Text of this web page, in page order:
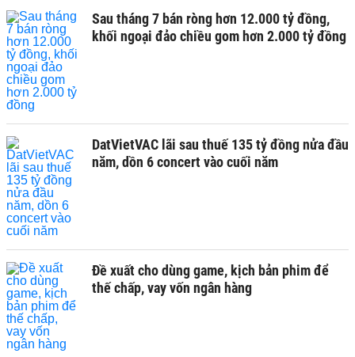
Sau tháng 7 bán ròng hơn 12.000 tỷ đồng,
khối ngoại đảo chiều gom hơn 2.000 tỷ đồng
DatVietVAC lãi sau thuế 135 tỷ đồng nửa đầu
năm, dồn 6 concert vào cuối năm
Đề xuất cho dùng game, kịch bản phim để
thế chấp, vay vốn ngân hàng